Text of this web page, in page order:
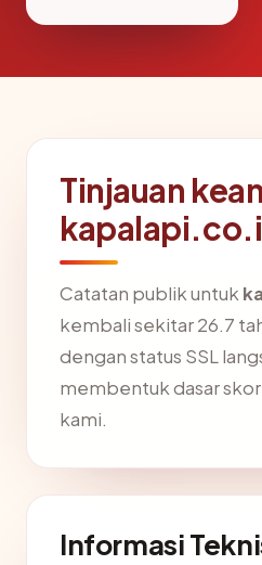
Tinjauan
Catatan publik untuk
kembali sekitar 26.7
dengan status SSL
membentuk dasar
kami.
Informasi